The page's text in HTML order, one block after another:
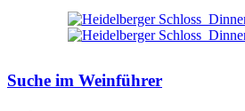
Suche im Weinführer